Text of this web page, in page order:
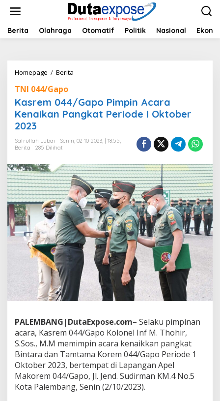
t
Berita Olahraga Otomatif Politik Nasional
Homepage / Berita
r
e
m
4
a
p
o
P
i
m
p
i
n
A
e
a
k
a
n
P
a
g
TNI 044/Gapo
Kasrem 044/Gapo Pimpin Acara
Kenaikan Pangkat Periode I Oktober
2023
Safrullah Lubai
Senin, 02-10-2023, | 18:55,
Berita
285 Dilihat
PALEMBANG| DutaExpose.com– Selaku pimpinan
acara, Kasrem 044/Gapo Kolonel Inf M. Thohir,
S.Sos., M.M memimpin acara kenaikkan pangkat
Bintara dan Tamtama Korem 044/Gapo Periode 1
Oktober 2023, bertempat di Lapangan Apel
Makorem 044/Gapo, Jl. Jend. Sudirman KM.4 No.5
Kota Palembang, Senin (2/10/2023).